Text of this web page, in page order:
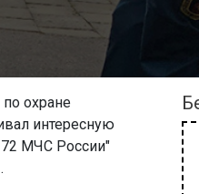
охране
интересную
МЧС России"